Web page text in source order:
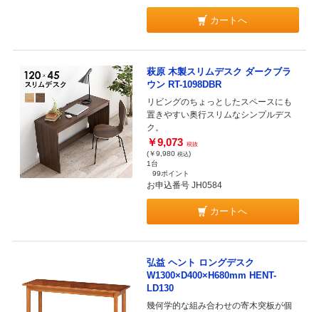
カートへ
萩原 木製スリムデスク ダークブラ
ウン RT-1098DBR
リビングのちょっとしたスペースにも
置きやすい奥行スリムなシンプルデス
ク。
￥9,073 税抜
(￥9,980 税込)
1台
99ポイント
お申込番号 JH0584
カートへ
弘益 ヘント ロングデスク
W1300×D400×H680mm HENT-
LD130
幾何学的な組み合わせの寄木突板が個